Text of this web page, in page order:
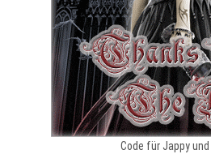
Code für Jappy und